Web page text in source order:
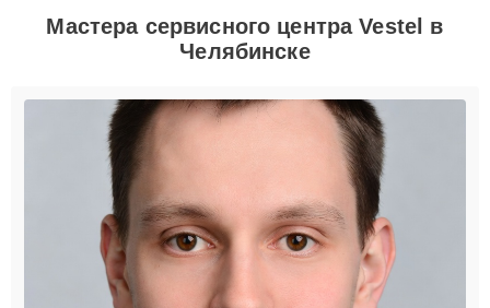
Мастера сервисного центра Vestel в
Челябинске